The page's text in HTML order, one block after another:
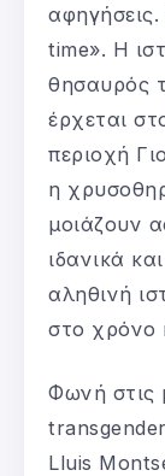
time». Η
θησαυρός
έρχεται
περιοχή
η
μοιάζουν
ιδανικά
αληθινή
στο χρόνο
Φωνή στις
Lluis